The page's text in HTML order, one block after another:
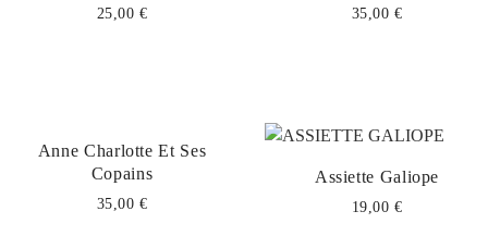
25,00 € 35,00 €
Anne Charlotte Et Ses
Copains
35,00 €
Assiette Galiope
19,00 €